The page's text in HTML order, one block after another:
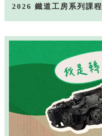
2026 鐵道工房系列課程